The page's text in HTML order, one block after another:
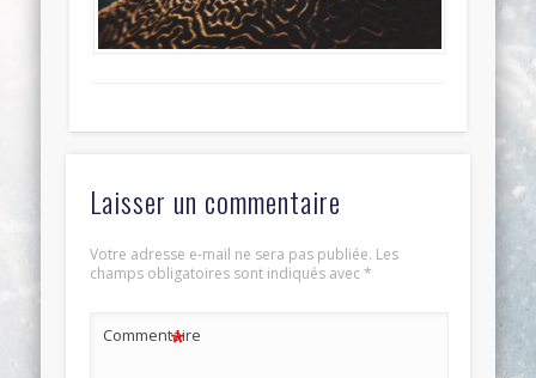
Laisser un commentaire
Votre adresse e-mail ne sera pas publiée. Les
champs obligatoires sont indiqués avec*
Commentaire
*